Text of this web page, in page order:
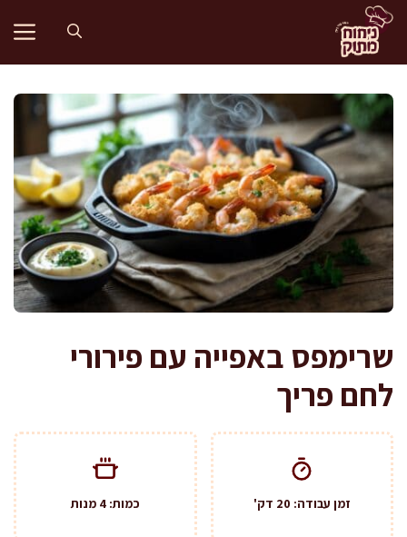
לדלג
לתוכן
שרימפס באפייה עם פירורי
לחם פריך
זמן עבודה: 20 דק' כמות: 4 מנות